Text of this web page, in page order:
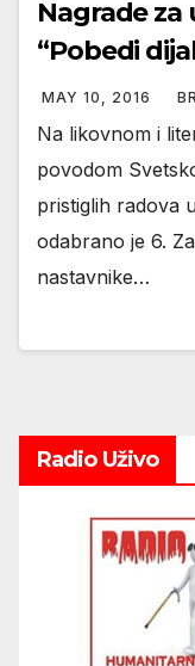
Nagrade
“Pobedi
MAY 10, 2016
Na likovnom i
povodom
pristiglih radova
odabrano je 6.
nastavnike…
Radio Uživo